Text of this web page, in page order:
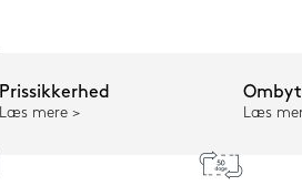
Prissikkerhed
Læs mere Læs